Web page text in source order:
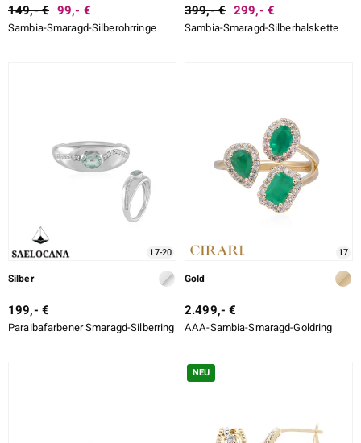
149,- € 99,- €
Sambia-Smaragd-Silberohrringe
399,- € 299,- €
Sambia-Smaragd-Silberhalskette
17-20
Silber
199,- €
Paraibafarbener Smaragd-Silberring
17
Gold
2.499,- €
AAA-Sambia-Smaragd-Goldring
NEU